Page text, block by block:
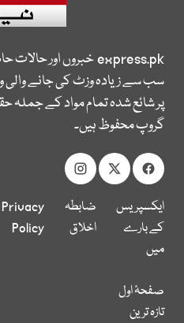
express.pkخبروں اور حالات
سب سے زیادہ وزٹ کی جانے
پر شائع شدہ تمام مواد کے جملہ
گروپ محفوظ ہیں۔
ایکسپریس
کے بارے
میں
ضابطہ
اخلاق
Privacy
Policy
صفحۂ اول
تازہ ترین